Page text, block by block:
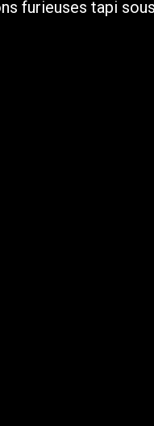
furieuses tapi